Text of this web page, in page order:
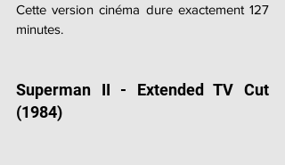
Cette version cinéma dure exactement 127
minutes.
Superman II - Extended TV Cut
(1984)